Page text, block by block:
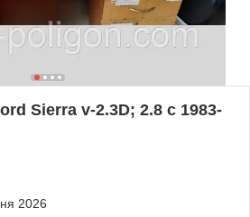
Sierra v-2.3D; 2.8 с 1983-
2026